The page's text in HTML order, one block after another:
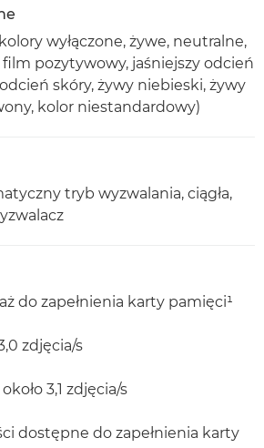
wyłączone, żywe, neutralne,
film pozytywowy, jaśniejszy odcień
skóry, żywy niebieski, żywy
kolor niestandardowy)
tryb wyzwalania, ciągła,
do zapełnienia karty pamięci¹
zdjęcia/s
3,1 zdjęcia/s
dostępne do zapełnienia karty